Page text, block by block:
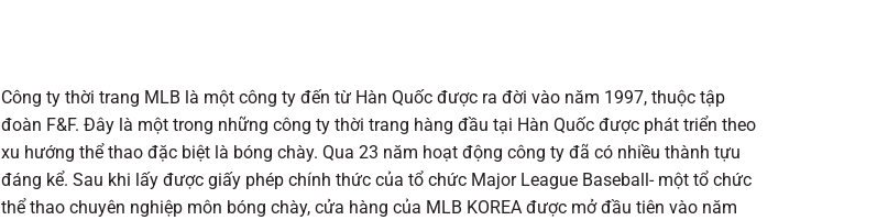
Công ty thời trang MLB là một công ty đến từ Hàn Quốc được ra đời vào năm 1997, thuộc tập
đoàn F&F. Đây là một trong những công ty thời trang hàng đầu tại Hàn Quốc được phát triển theo
xu hướng thể thao đặc biệt là bóng chày. Qua 23 năm hoạt động công ty đã có nhiều thành tựu
đáng kể. Sau khi lấy được giấy phép chính thức của tổ chức Major League Baseball- một tổ chức
thể thao chuyên nghiệp môn bóng chày, cửa hàng của MLB KOREA được mở đầu tiên vào năm